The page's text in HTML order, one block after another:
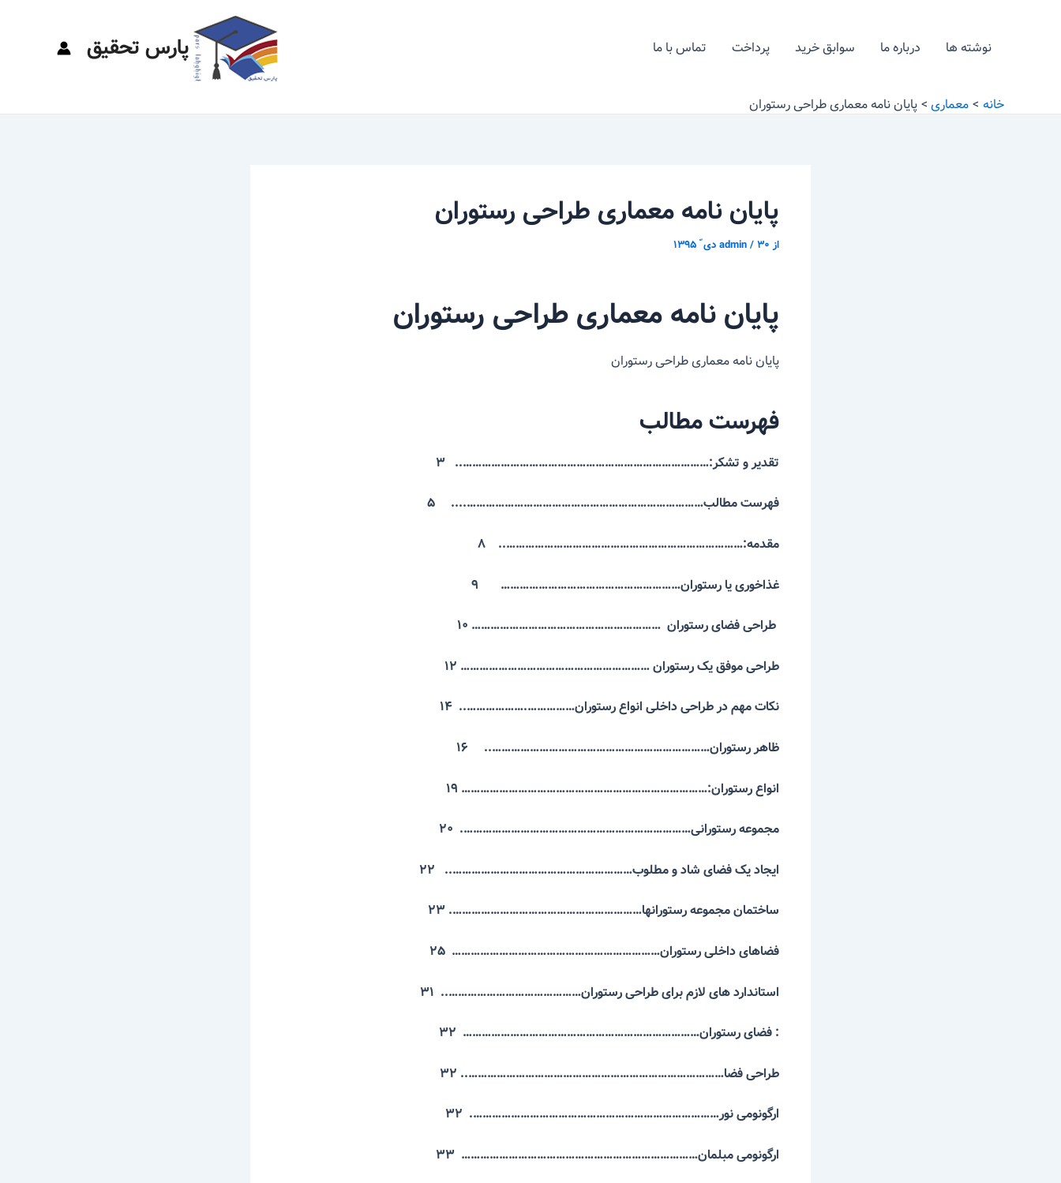
نوشته ها درباره ما سوابق خرید پرداخت تماس با ما پارس تحقیق
خانه معماری پایان نامه معماری طراحی رستوران
پایان نامه معماری طراحی رستوران
از admin/۳۰ دی ّ ۱۳۹۵
پایان نامه معماری طراحی رستوران
پایان نامه معماری طراحی رستوران
فهرست مطالب
تقدیر و تشکر:…………………………………………………………………….. ۳
فهرست مطالب…………………………………………………………………..
.. ۵
مقدمه:………………………………………………………………….. ۸
غذاخوری یا رستوران…………………………………………………
طراحی فضای رستوران …………………………………………………… ۱۰
طراحی موفق یک رستوران …………………………………………………… ۱۲
نکات مهم در طراحی داخلی انواع رستوران…………….……………….. ۱۴
ظاهر رستوران…………………………………………………………….. ۱۶
انواع رستوران:
……………………………………………………………………
مجموعه رستورانی………………………………………………………………. ۲۰
ایجاد یک فضای شاد و مطلوب………………………………………………….. ۲۲
ساختمان مجموعه رستورانها……………………………………………………. ۲۳
فضاهای داخلی رستوران………………………………………………………… ۲۵
استاندارد های لازم برای طراحی رستوران……………………………………..
: فضای رستوران………………………………………………………………… ۳۲
طراحی فضا……………………………………………………………………….. ۳۲
ارگونومی نور……………………………………………………………………. ۳۲
ارگونومی مبلمان………………………………………………………………… ۳۳